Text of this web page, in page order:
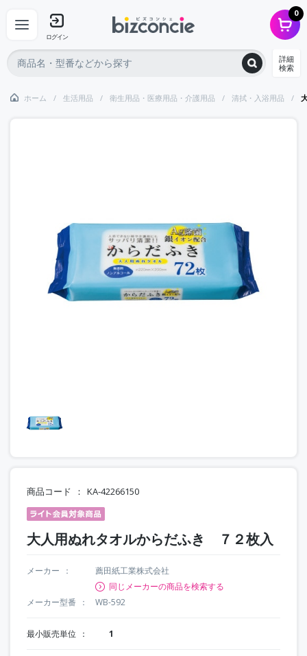
ログイン
0
詳細
検索
ホーム 生活用品 衛生用品・医療用品・介護用品 清拭・入浴用品
商品コード KA-42266150
大人用ぬれタオルからだふき ７２枚入
メーカー
薦田紙工業株式会社
同じメーカーの商品を検索する
メーカー型番
WB-592
最小販売単位 1